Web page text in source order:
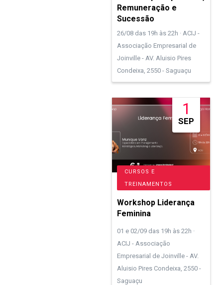
Remuneração e
Sucessão
26/08 das 19h às 22h · ACIJ -
Associação Empresarial de
Joinville - AV. Aluisio Pires
Condeixa, 2550 - Saguaçu
1
SEP
CURSOS E
TREINAMENTOS
Workshop Liderança
Feminina
01 e 02/09 das 19h às 22h ·
ACIJ - Associação
Empresarial de Joinville - AV.
Aluisio Pires Condeixa, 2550 -
Saguaçu